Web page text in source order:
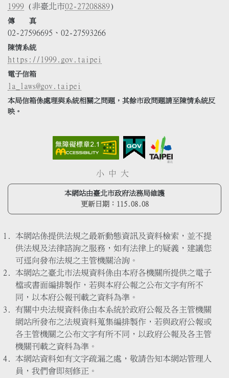
1999 (非臺北市02-27208889)
傳 真
02-27596695、02-27593266
陳情系統
https://1999.gov.taipei
電子信箱
la_laws@gov.taipei
本局信箱係處理與系統相關之問題，其餘市政問題請至陳情系統反
映。
小 中 大
本網站由臺北市政府法務局維護
更新日期： 115.08.08
本網站係提供法規之最新動態資訊及資料檢索，並不提
供法規及法律諮詢之服務，如有法律上的疑義，建議您
可逕向發布法規之主管機關洽詢。
本網站之臺北市法規資料係由本府各機關所提供之電子
檔或書面編排製作，若與本府公報之公布文字有所不
同，以本府公報刊載之資料為準。
有關中央法規資料係由本系統於政府公報及各主管機關
網站所發布之法規資料蒐集編排製作，若與政府公報或
各主管機關之公布文字有所不同，以政府公報及各主管
機關刊載之資料為準。
本網站資料如有文字疏漏之處，敬請告知本網站管理人
員，我們會即刻修正。